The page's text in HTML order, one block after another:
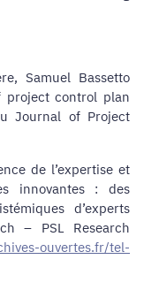
Samuel Bassetto
project control plan
Journal of Project
de l’expertise et
innovantes : des
d’experts
– PSL Research
ouvertes.fr/tel-